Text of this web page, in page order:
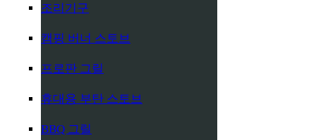
조리기구
캠핑 버너 스토브
프로판 그릴
휴대용 부탄 스토브
BBQ 그릴